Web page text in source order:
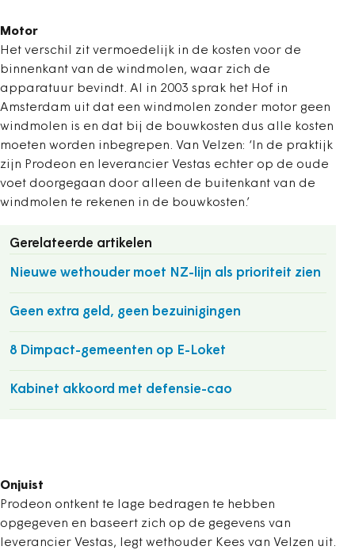
Motor
Het verschil zit vermoedelijk in de kosten voor de
binnenkant van de windmolen, waar zich de
apparatuur bevindt. Al in 2003 sprak het Hof in
Amsterdam uit dat een windmolen zonder motor geen
windmolen is en dat bij de bouwkosten dus alle kosten
moeten worden inbegrepen. Van Velzen: ‘In de praktijk
zijn Prodeon en leverancier Vestas echter op de oude
voet doorgegaan door alleen de buitenkant van de
windmolen te rekenen in de bouwkosten.’
Gerelateerde artikelen
Nieuwe wethouder moet NZ-lijn als prioriteit zien
Geen extra geld, geen bezuinigingen
8 Dimpact-gemeenten op E-Loket
Kabinet akkoord met defensie-cao
Onjuist
Prodeon ontkent te lage bedragen te hebben
opgegeven en baseert zich op de gegevens van
leverancier Vestas, legt wethouder Kees van Velzen uit.